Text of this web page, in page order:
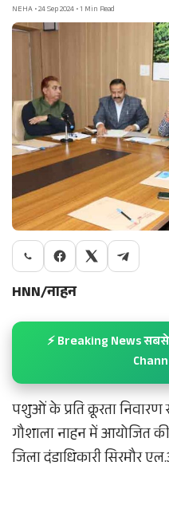
NEHA • 24 Sep 2024 • 1 Min Read
HNN/नाहन
⚡ Breaking News
पशुओं के प्रति क्रूरता
गौशाला नाहन में आयोजित
जिला दंडाधिकारी सिरमौर